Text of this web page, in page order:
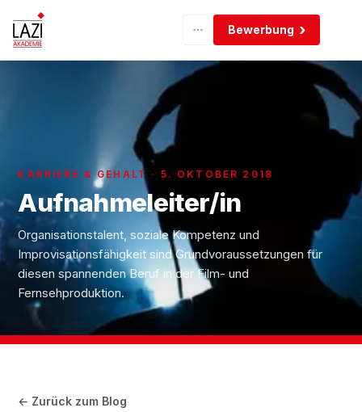
Bewerbung
KARRIERE & GEHALT · 5. OKTOBER 2018
Aufnahmeleiter/in
Organisationstalent, soziale Kompetenz und
Improvisationsfähigkeit sind Grundvoraussetzungen für
diesen spannenden Beruf in der Film- und
Fernsehproduktion.
← Zurück zum Blog